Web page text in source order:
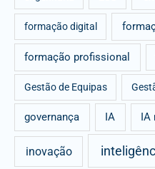
formação digital
formação profissional
Gestão de Equipas
governança IA IA
inovação